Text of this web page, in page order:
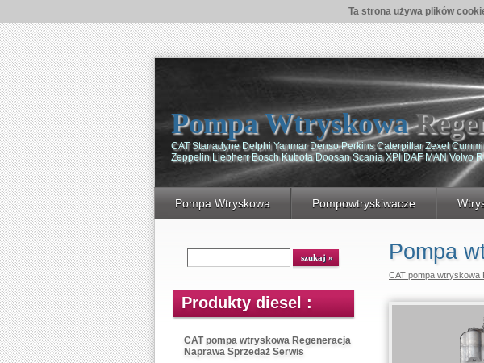
Ta strona używa plików
Pompa Wtryskowa
CAT Stanadyne Delphi Yanmar Denso Perkins Caterpillar Zexel
Zeppelin Liebherr Bosch Kubota Doosan Scania XPI DAF MAN Volvo
Pompa Wtryskowa Pompowtryskiwacze
Produkty diesel :
CAT pompa wtryskowa Regeneracja
Naprawa Sprzedaż Serwis
Pompa
CAT pompa wtryskowa